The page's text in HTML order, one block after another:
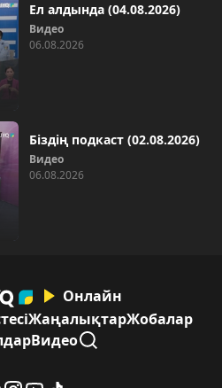
Ел алдында (04.08.2026)
Видео
06.08.2026
Біздің подкаст (02.08.2026)
Видео
06.08.2026
Онлайн
ЖаңалықтарЖобалар
Видео